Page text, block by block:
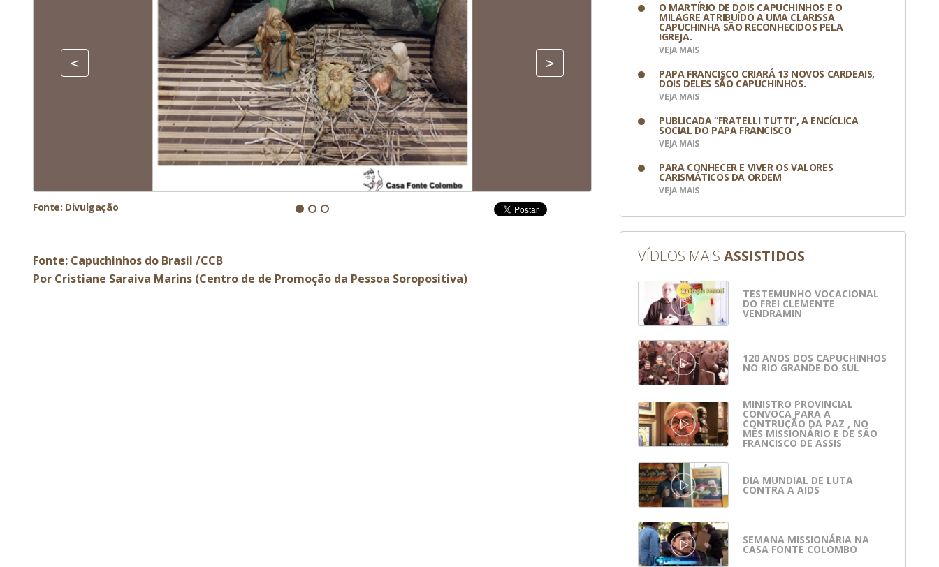
Fonte: Divulgação
Fonte: Capuchinhos do Brasil /CCB
Por Cristiane Saraiva Marins (Centro de de Promoção da Pessoa Soropositiva)
O MARTÍRIO DE DOIS CAPUCHINHOS E O
MILAGRE ATRIBUÍDO A UMA CLARISSA
CAPUCHINHA SÃO RECONHECIDOS PELA
IGREJA.
VEJA MAIS
PAPA FRANCISCO CRIARÁ 13 NOVOS CARDEAIS,
DOIS DELES SÃO CAPUCHINHOS.
VEJA MAIS
PUBLICADA “FRATELLI TUTTI”, A ENCÍCLICA
SOCIAL DO PAPA FRANCISCO
VEJA MAIS
PARA CONHECER E VIVER OS VALORES
CARISMÁTICOS DA ORDEM
VEJA MAIS
VÍDEOS MAIS ASSISTIDOS
TESTEMUNHO VOCACIONAL
DO FREI CLEMENTE
VENDRAMIN
120 ANOS DOS CAPUCHINHOS
NO RIO GRANDE DO SUL
MINISTRO PROVINCIAL
CONVOCA PARA A
CONTRUÇÃO DA PAZ , NO
MÊS MISSIONÁRIO E DE SÃO
FRANCISCO DE ASSIS
DIA MUNDIAL DE LUTA
CONTRA A AIDS
SEMANA MISSIONÁRIA NA
CASA FONTE COLOMBO